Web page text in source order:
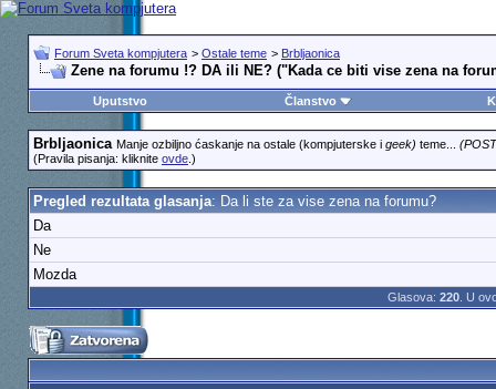
Forum Sveta kompjutera > Ostale teme > Brbljaonica
Zene na forumu !? DA ili NE? ("Kada ce biti vise zena na
Uputstvo Članstvo
Brbljaonica Manje ozbiljno ćaskanje na ostale (kompjuterske i geek) teme...
(Pravila pisanja: kliknite ovde.)
Pregled rezultata glasanja: Da li ste za vise zena na forumu?
Da
Ne
Mozda
Glasova: 220. U